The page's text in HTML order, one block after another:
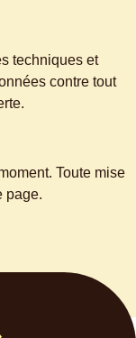
techniques et
contre tout
Toute mise
page.